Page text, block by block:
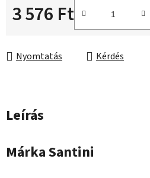
3 576 Ft
Nyomtatás Kérdés
Leírás
MárkaSantini